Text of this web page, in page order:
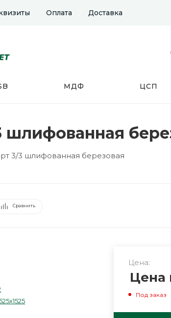
Оплата Доставка
МДФ ЦСП
3/3 шлифованная березовая
Сравнить
Цена:
Цена
Под заказ